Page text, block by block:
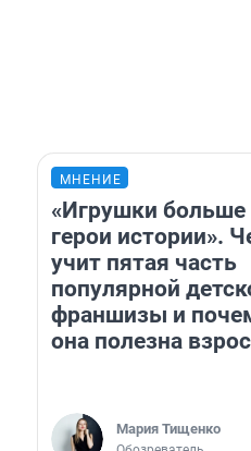
МНЕНИЕ
«Игрушки больше
герои истории».
учит пятая часть
популярной
франшизы и
она полезна
Мария Тищенко